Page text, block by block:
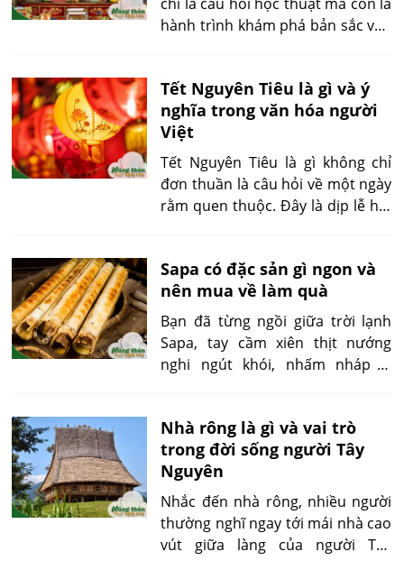
hành trình khám phá bản sắc văn
ngưỡng này không ngừng khơi
dậy nét đẹp tinh thần trong đời
sống hiện đại. Bài viết này sẽ giúp
bạn hiểu đúng và sâu sắc về tín
ngưỡng thờ Mẫu – từ định nghĩa,
phân loại, đến các giá trị văn hóa
và cảnh báo thường gặp.
Tết Nguyên Tiêu là gì và ý
nghĩa trong văn hóa người
Việt
Tết Nguyên Tiêu là gì không chỉ
đơn thuần là câu hỏi về một ngày
rằm quen thuộc. Đây là dịp lễ hội
bản sắc dân tộc Việt. Bài viết dưới
đây sẽ giúp bạn hiểu rõ hơn từ
khái niệm đến ứng dụng thực tế.
Sapa có đặc sản gì ngon và
nên mua về làm quà
Bạn đã từng ngồi giữa trời lạnh
Sapa, tay cầm xiên thịt nướng
nghi ngút khói, nhấm nháp ly
sương mù, việc tìm hiểu Sapa có
đặc sản gì ngon và nên mua về
làm quà không chỉ đơn thuần là
mua bán, mà còn là một phần trải
nghiệm văn hóa độc đáo. Từ các
món ăn đậm đà bản sắc dân tộc
đến những món quà mang hương
Nhà rông là gì và vai trò
trong đời sống người Tây
Nguyên
Nhắc đến nhà rông, nhiều người
thường nghĩ ngay tới mái nhà cao
vút giữa làng của người Tây